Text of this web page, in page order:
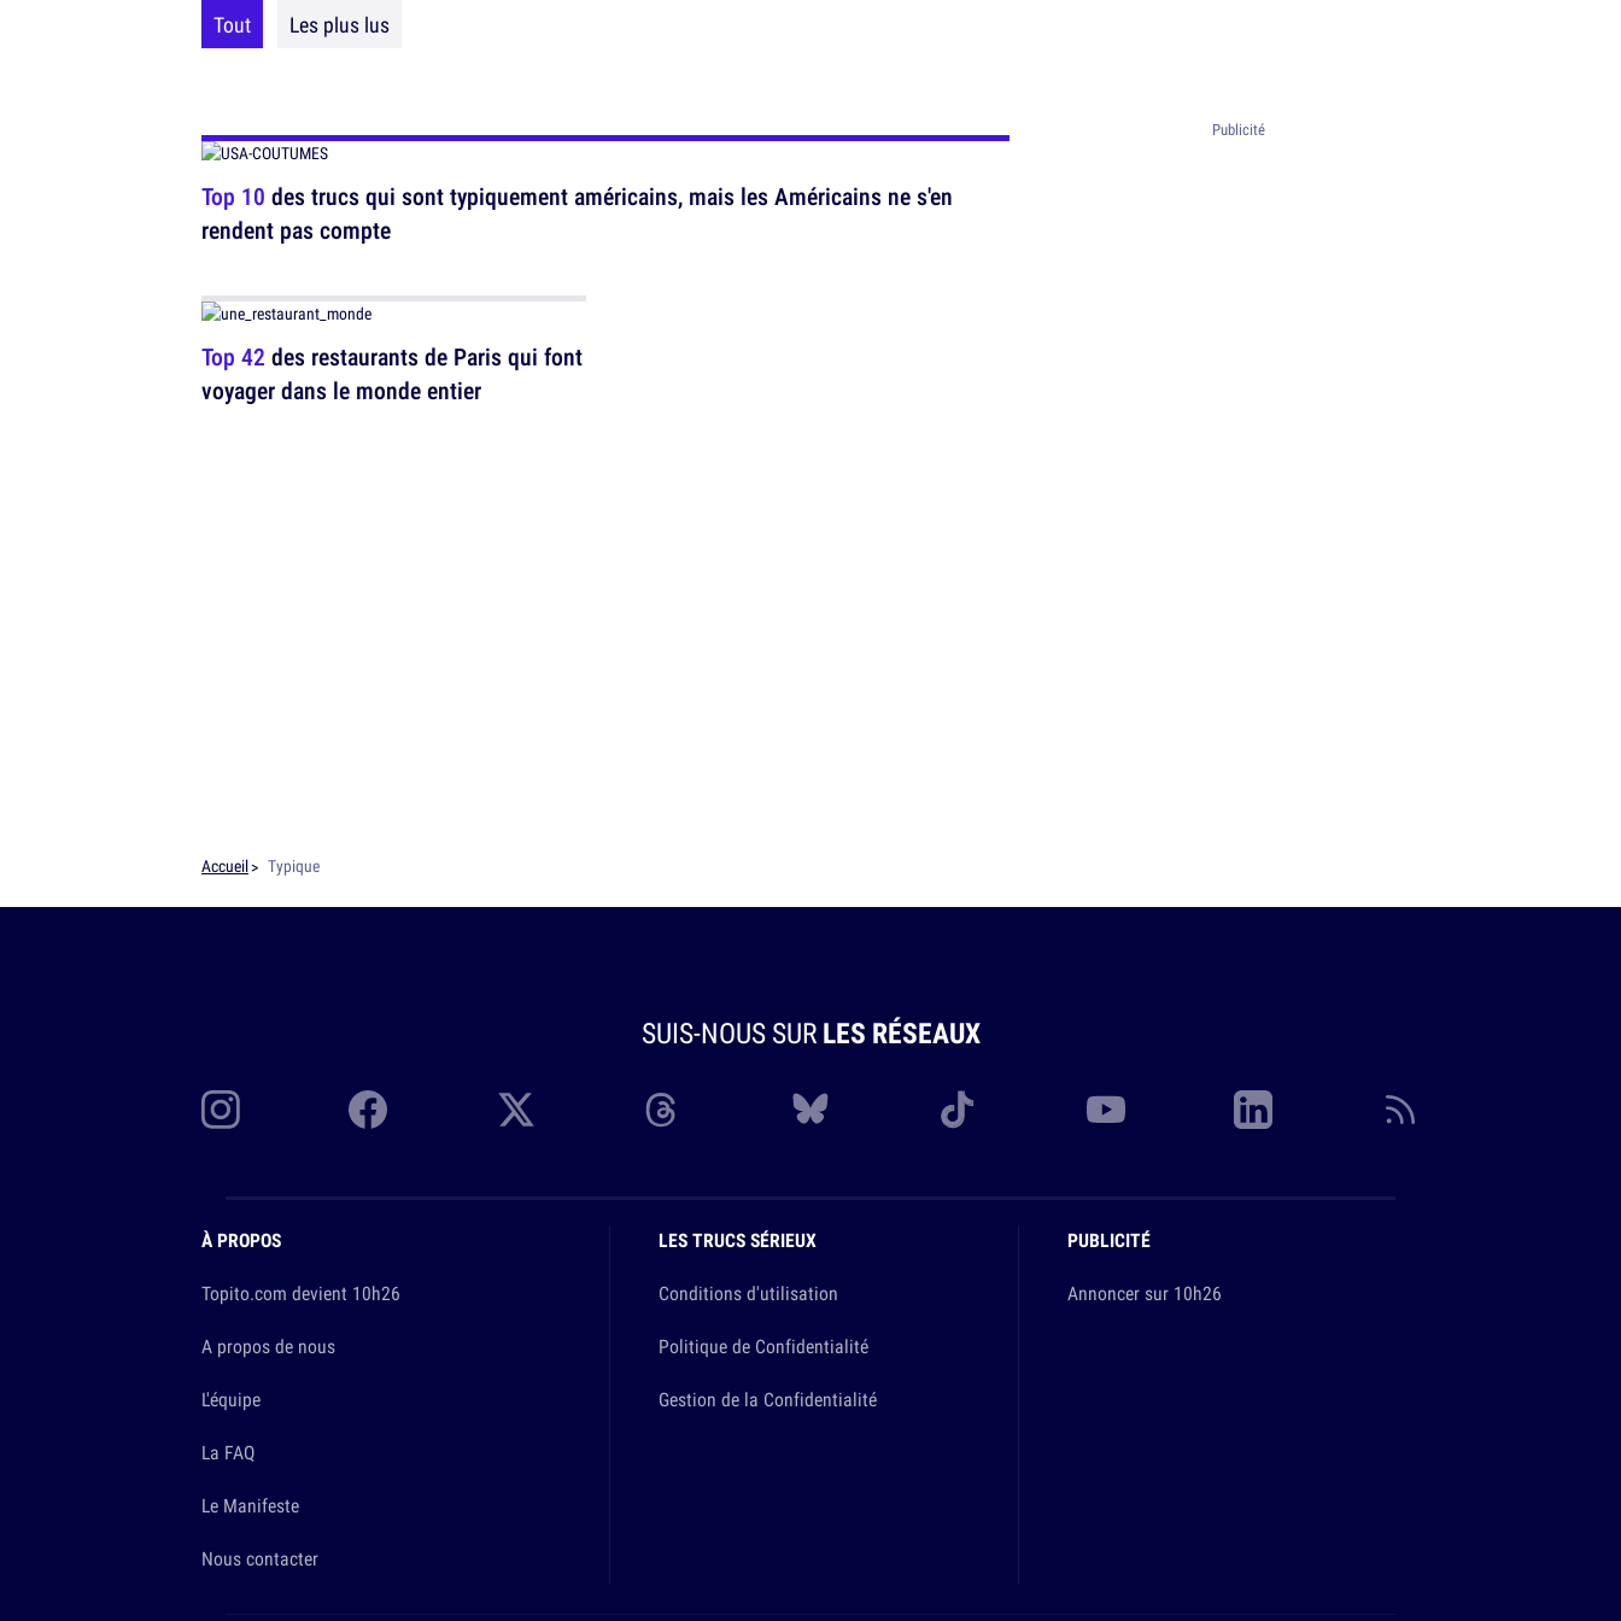
Tout Les plus lus
Top 10 des trucs qui sont typiquement américains, mais les Américains ne s'en
rendent pas compte
Top 42 des restaurants de Paris qui font
voyager dans le monde entier
Accueil Typique
SUIS-NOUS SURLES RÉSEAUX
À PROPOS
Topito.com devient 10h26
A propos de nous
L'équipe
La FAQ
Le Manifeste
Nous contacter
LES TRUCS SÉRIEUX
Conditions d'utilisation
Politique de Confidentialité
Gestion de la Confidentialité
PUBLICITÉ
Annoncer sur 10h26